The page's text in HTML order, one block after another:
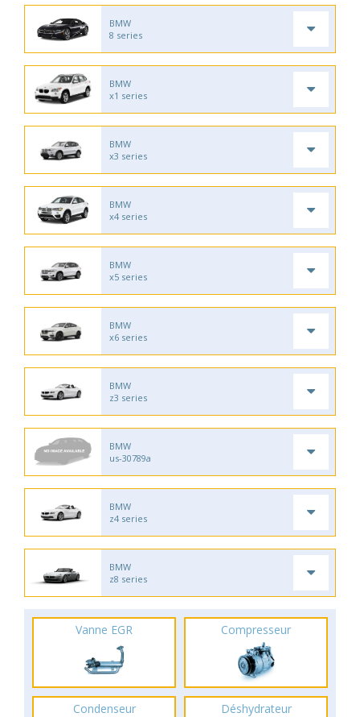
BMW
8 series
BMW
x1 series
BMW
x3 series
BMW
x4 series
BMW
x5 series
BMW
x6 series
BMW
z3 series
BMW
us-30789a
BMW
z4 series
BMW
z8 series
Vanne EGR Compresseur
Condenseur Déshydrateur